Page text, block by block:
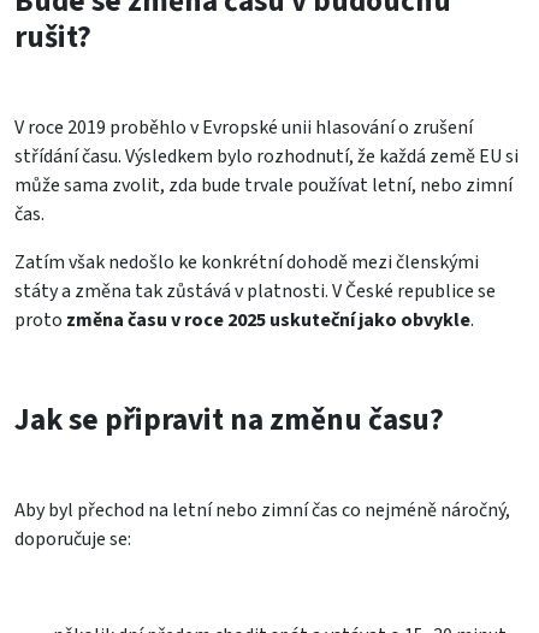
rušit?
V roce 2019 proběhlo v Evropské unii hlasování o zrušení
střídání času. Výsledkem bylo rozhodnutí, že každá země EU si
může sama zvolit, zda bude trvale používat letní, nebo zimní
čas.
Zatím však nedošlo ke konkrétní dohodě mezi členskými
státy a změna tak zůstává v platnosti. V České republice se
proto změna času v roce 2025 uskuteční jako obvykle.
Jak se připravit na změnu času?
Aby byl přechod na letní nebo zimní čas co nejméně náročný,
doporučuje se: